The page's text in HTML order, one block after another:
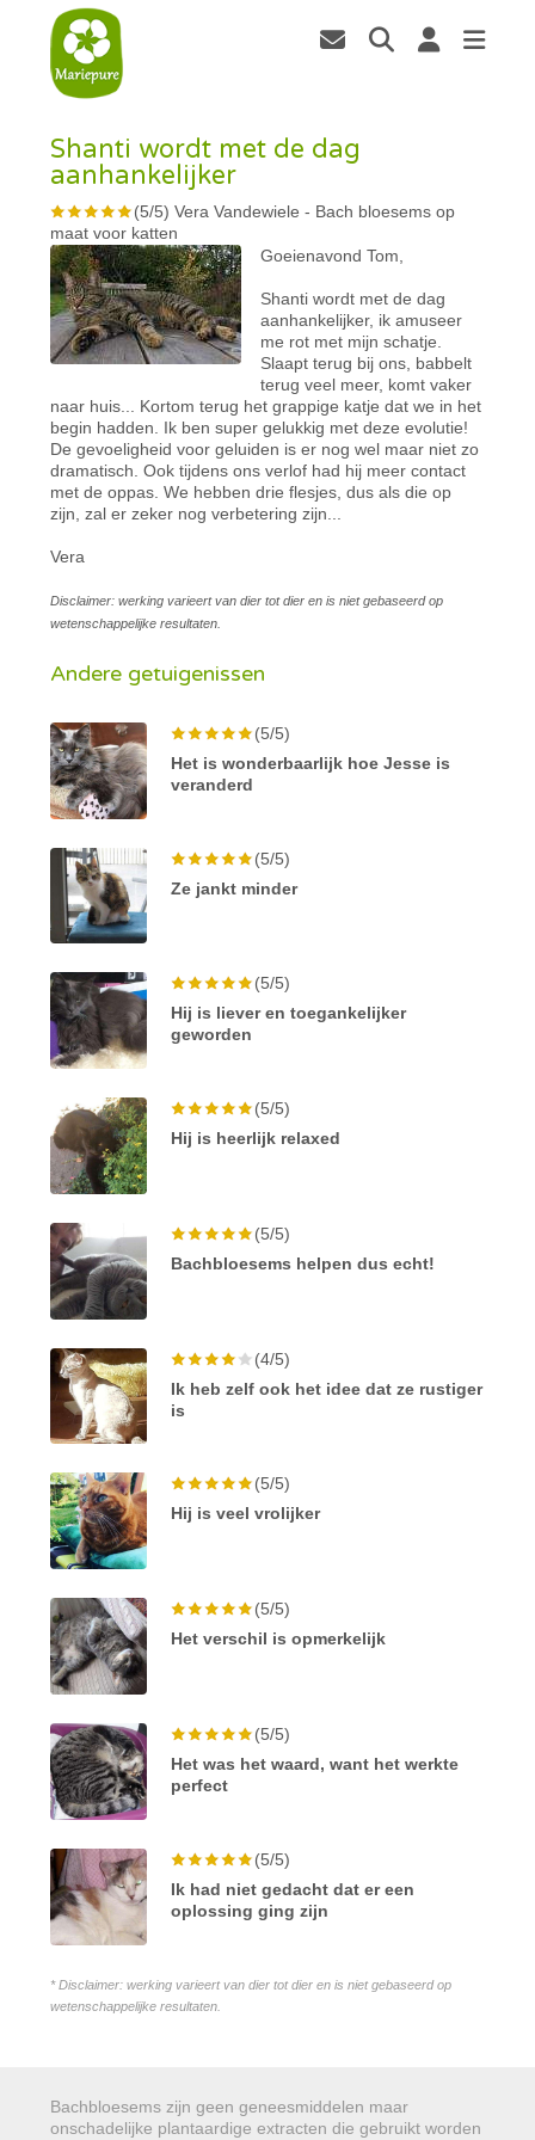
Shanti wordt met de dag
aanhankelijker
(5/5)Vera Vandewiele - Bach bloesems op
maat voor katten
Goeienavond Tom,
Shanti wordt met de dag
aanhankelijker, ik amuseer
me rot met mijn schatje.
Slaapt terug bij ons, babbelt
terug veel meer, komt vaker
naar huis... Kortom terug het grappige katje dat we in het
begin hadden. Ik ben super gelukkig met deze evolutie!
De gevoeligheid voor geluiden is er nog wel maar niet zo
dramatisch. Ook tijdens ons verlof had hij meer contact
met de oppas. We hebben drie flesjes, dus als die op
zijn, zal er zeker nog verbetering zijn...
Vera
Disclaimer: werking varieert van dier tot dier en is niet gebaseerd op
wetenschappelijke resultaten.
Andere getuigenissen
(5/5)
Het is wonderbaarlijk hoe Jesse is
veranderd
(5/5)
Ze jankt minder
(5/5)
Hij is liever en toegankelijker
geworden
(5/5)
Hij is heerlijk relaxed
(5/5)
Bachbloesems helpen dus echt!
(4/5)
Ik heb zelf ook het idee dat ze rustiger
is
(5/5)
Hij is veel vrolijker
(5/5)
Het verschil is opmerkelijk
(5/5)
Het was het waard, want het werkte
perfect
(5/5)
Ik had niet gedacht dat er een
oplossing ging zijn
* Disclaimer: werking varieert van dier tot dier en is niet gebaseerd op
wetenschappelijke resultaten.
Bachbloesems zijn geen geneesmiddelen maar
onschadelijke plantaardige extracten die gebruikt worden